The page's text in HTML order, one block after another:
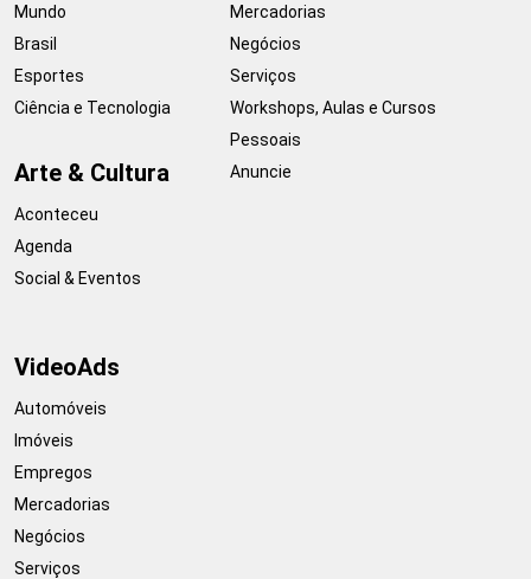
Mundo
Brasil
Esportes
Ciência e Tecnologia
Arte & Cultura
Aconteceu
Agenda
Social & Eventos
Mercadorias
Negócios
Serviços
Workshops, Aulas e Cursos
Pessoais
Anuncie
VideoAds
Automóveis
Imóveis
Empregos
Mercadorias
Negócios
Serviços